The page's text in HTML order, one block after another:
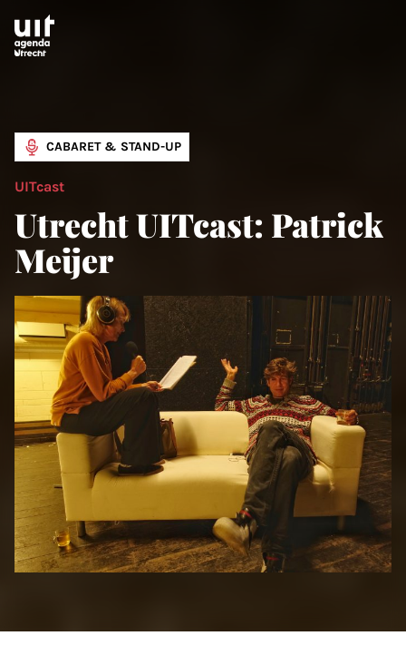
Skip to main content
CABARET & STAND-UP
UITcast
Utrecht UITcast: Patrick
Meijer